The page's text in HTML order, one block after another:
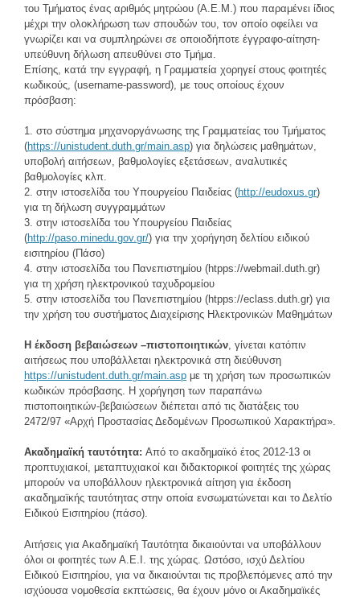
του Τμήματος ένας αριθμός μητρώου (Α.Ε.Μ.) που παραμένει ίδιος
μέχρι την ολοκλήρωση των σπουδών του, τον οποίο οφείλει να
γνωρίζει και να συμπληρώνει σε οποιοδήποτε έγγραφο-αίτηση-
υπεύθυνη δήλωση απευθύνει στο Τμήμα.
Επίσης, κατά την εγγραφή, η Γραμματεία χορηγεί στους φοιτητές
κωδικούς, (username-password), με τους οποίους έχουν
πρόσβαση:
1. στο σύστημα μηχανοργάνωσης της Γραμματείας του Τμήματος
(https://unistudent.duth.gr/main.asp) για δηλώσεις μαθημάτων,
υποβολή αιτήσεων, βαθμολογίες εξετάσεων, αναλυτικές
βαθμολογίες κλπ.
2. στην ιστοσελίδα του Υπουργείου Παιδείας (http://eudoxus.gr)
για τη δήλωση συγγραμμάτων
3. στην ιστοσελίδα του Υπουργείου Παιδείας
(http://paso.minedu.gov.gr/) για την χορήγηση δελτίου ειδικού
εισιτηρίου (Πάσο)
4. στην ιστοσελίδα του Πανεπιστημίου (htpps://webmail.duth.gr)
για τη χρήση ηλεκτρονικού ταχυδρομείου
5. στην ιστοσελίδα του Πανεπιστημίου (htpps://eclass.duth.gr) για
την χρήση του συστήματος Διαχείρισης Ηλεκτρονικών Μαθημάτων
Η έκδοση βεβαιώσεων –πιστοποιητικών, γίνεται κατόπιν
αιτήσεως που υποβάλλεται ηλεκτρονικά στη διεύθυνση
https://unistudent.duth.gr/main.asp με τη χρήση των προσωπικών
κωδικών πρόσβασης. Η χορήγηση των παραπάνω
πιστοποιητικών-βεβαιώσεων διέπεται από τις διατάξεις του
2472/97 «Αρχή Προστασίας Δεδομένων Προσωπικού Χαρακτήρα».
Ακαδημαϊκή ταυτότητα: Από το ακαδημαϊκό έτος 2012-13 οι
προπτυχιακοί, μεταπτυχιακοί και διδακτορικοί φοιτητές της χώρας
μπορούν να υποβάλλουν ηλεκτρονικά αίτηση για έκδοση
ακαδημαϊκής ταυτότητας στην οποία ενσωματώνεται και το Δελτίο
Ειδικού Εισιτηρίου (πάσο).
Αιτήσεις για Ακαδημαϊκή Ταυτότητα δικαιούνται να υποβάλλουν
όλοι οι φοιτητές των Α.Ε.Ι. της χώρας. Ωστόσο, ισχύ Δελτίου
Ειδικού Εισιτηρίου, για να δικαιούνται τις προβλεπόμενες από την
ισχύουσα νομοθεσία εκπτώσεις, θα έχουν μόνο οι Ακαδημαϊκές